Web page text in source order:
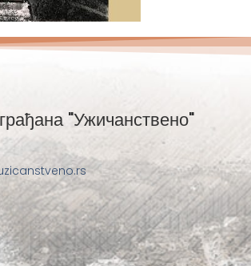
"Ужичанствено"